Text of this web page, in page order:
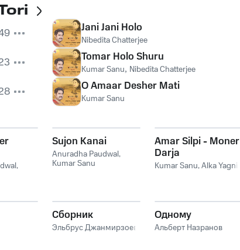
Jani Jani Holo
Nibedita Chatterjee
Tomar Holo Shuru
Kumar Sanu, Nibedita Chatterjee
O Amaar Desher Mati
Kumar Sanu
,
Sujon Kanai
Anuradha Paudwal,
Kumar Sanu
Amar Silpi - Moner
Darja
Kumar Sanu,Alka Yagnik
Сборник
Эльбрус Джанмирзоев
Одному
Альберт Назранов